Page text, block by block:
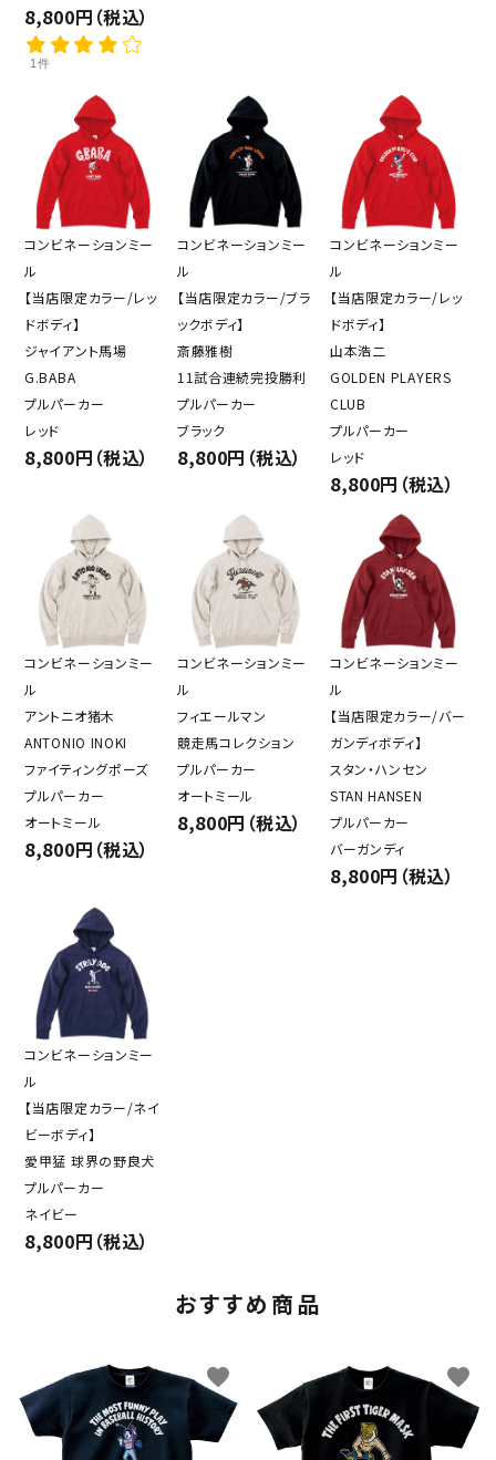
8,800円（税込）
1件
コンビネーションミー
ル
【当店限定カラー/レッ
ドボディ】
ジャイアント馬場
G.BABA
プルパーカー
レッド
8,800円（税込）
コンビネーションミー
ル
【当店限定カラー/ブラ
ックボディ】
斎藤雅樹
11試合連続完投勝利
プルパーカー
ブラック
8,800円（税込）
コンビネーションミー
ル
【当店限定カラー/レッ
ドボディ】
山本浩二
GOLDEN PLAYERS
CLUB
プルパーカー
レッド
8,800円（税込）
コンビネーションミー
ル
アントニオ猪木
ANTONIO INOKI
ファイティングポーズ
プルパーカー
オートミール
8,800円（税込）
コンビネーションミー
ル
フィエールマン
競走馬コレクション
プルパーカー
オートミール
8,800円（税込）
コンビネーションミー
ル
【当店限定カラー/バー
ガンディボディ】
スタン・ハンセン
STAN HANSEN
プルパーカー
バーガンディ
8,800円（税込）
コンビネーションミー
ル
【当店限定カラー/ネイ
ビーボディ】
愛甲猛 球界の野良犬
プルパーカー
ネイビー
8,800円（税込）
おすすめ商品
favorite favorite